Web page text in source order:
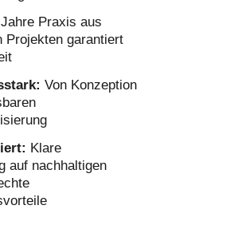
Praxis aus
Projekten garantiert
Von Konzeption
Klare
auf nachhaltigen